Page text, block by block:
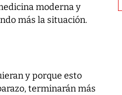
moderna y
más la situación.
y porque esto
terminarán más